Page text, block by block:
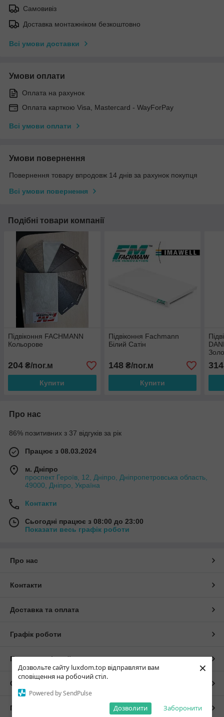
Дозвольте сайту luxdom.top відправляти вам
сповіщення на робочий стіл.
Powered by SendPulse
Заборонити
Дозволити
×
Самовивіз
Доставка монтажніком безкоштовно
Всі умови доставки
Умови оплати
Оплата на рахунок
Оплата карткою Visa, Mastercard - WayForPay
Всі умови оплати
Умови повернення
Повернення товару впродовж 14 днів за рахунок покупця
Всі умови повернення
Подібні товари компанії
Підвіконня FACHMANN
Кольорове
204 ₴/пог.м
Купити
Підвіконня Fachmann
Білий Сатін
148₴/пог.м
Купити
314
Про нас
86% позитивних з 37 відгуків за рік
Працює з 08.03.2024
м. Дніпро
проспект Героїв, 12, Дніпро, Дніпропетровська область,
49000, Дніпро, Україна
Контакти
Сьогодні працює з 08:00 до 23:00
Показати весь графік роботи
Про нас
Контакти
Доставка та оплата
Графік роботи
Повна версія сайту
Сайт створено на маркетплейсі
Політика конфіденційності